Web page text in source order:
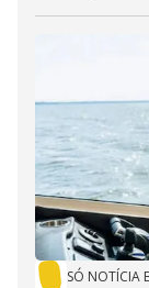
SÓ NOTÍCIA